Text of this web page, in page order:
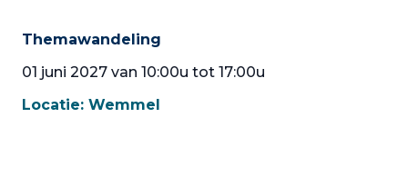
Themawandeling
01 juni 2027 van 10:00u tot 17:00u
Locatie: Wemmel